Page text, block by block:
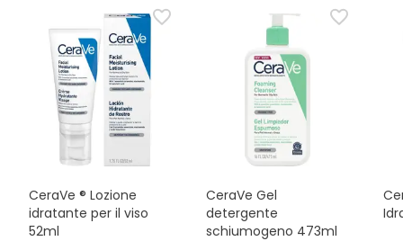
CeraVe ® Lozione
idratante per il viso
52ml
CeraVe Gel
detergente
schiumogeno 473ml